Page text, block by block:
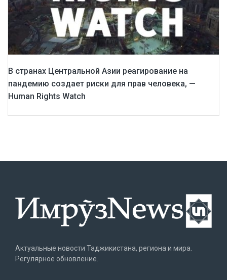
В странах Центральной Азии реагирование на
пандемию создает риски для прав человека, —
Human Rights Watch
Актуальные новости Таджикистана, региона и мира.
Регулярное обновление.